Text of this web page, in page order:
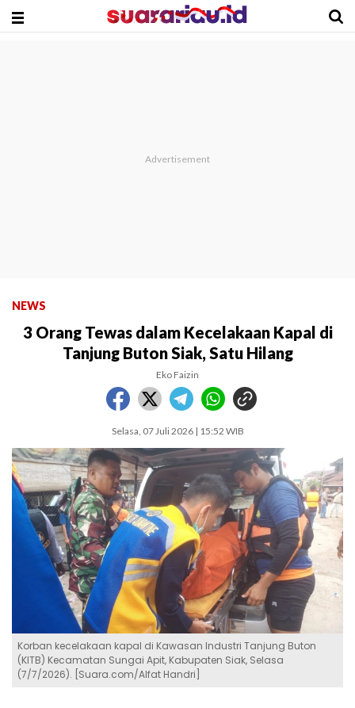
NEWS
3 Orang Tewas dalam Kecelakaan Kapal di
Tanjung Buton Siak, Satu Hilang
Eko Faizin
Selasa, 07 Juli 2026 | 15:52 WIB
Korban kecelakaan kapal di Kawasan Industri Tanjung Buton
(KITB) Kecamatan Sungai Apit, Kabupaten Siak, Selasa
(7/7/2026). [Suara.com/Alfat Handri]